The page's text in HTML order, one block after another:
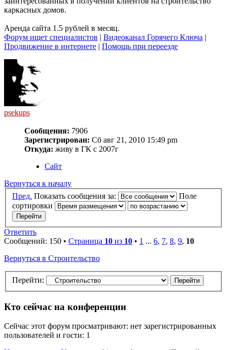
каркасных домов.
Аренда сайта 1.5 рублей в месяц.
Форум ищет специалистов | Видеоканал Горячего Ключа |
Продвижение в интернете | Помощь при переезде
psekups
Сообщения: 7906
Зарегистрирован: Сб авг 21, 2010 15:49 pm
Откуда: живу в ГК с 2007г
Сайт
Вернуться к началу
Пред. Показать сообщения за:
Поле
сортировки
Ответить
Сообщений: 150 • Страница 10 из 10 • 1 ... 6, 7, 8, 9, 10
Вернуться в Строительство
Перейти:
Кто сейчас на конференции
Сейчас этот форум просматривают: нет зарегистрированных
пользователей и гости: 1